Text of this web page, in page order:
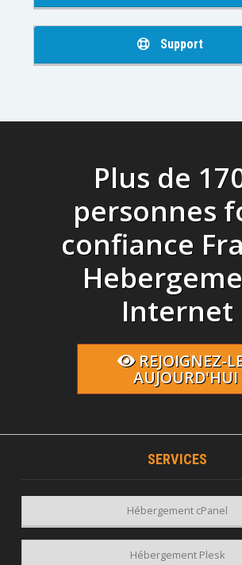
Support
Plus de
personnes
confiance
Internet
REJOIGNEZ-
AUJOURD'HUI
SERVICES
Hébergement cPanel
Hébergement Plesk